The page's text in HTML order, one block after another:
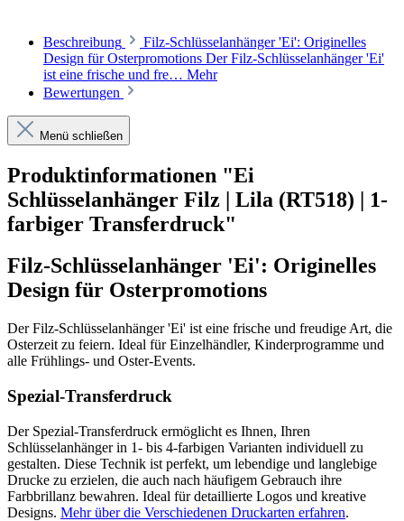
Beschreibung
Filz-Schlüsselanhänger 'Ei': Originelles
Design für Osterpromotions Der Filz-Schlüsselanhänger 'Ei'
ist eine frische und fre… Mehr
Bewertungen
Menü schließen
Produktinformationen "Ei
Schlüsselanhänger Filz | Lila (RT518) | 1-
farbiger Transferdruck"
Filz-Schlüsselanhänger 'Ei': Originelles
Design für Osterpromotions
Der Filz-Schlüsselanhänger 'Ei' ist eine frische und freudige Art, die
Osterzeit zu feiern. Ideal für Einzelhändler, Kinderprogramme und
alle Frühlings- und Oster-Events.
Spezial-Transferdruck
Der Spezial-Transferdruck ermöglicht es Ihnen, Ihren
Schlüsselanhänger in 1- bis 4-farbigen Varianten individuell zu
gestalten. Diese Technik ist perfekt, um lebendige und langlebige
Drucke zu erzielen, die auch nach häufigem Gebrauch ihre
Farbbrillanz bewahren. Ideal für detaillierte Logos und kreative
Designs. Mehr über die Verschiedenen Druckarten erfahren.